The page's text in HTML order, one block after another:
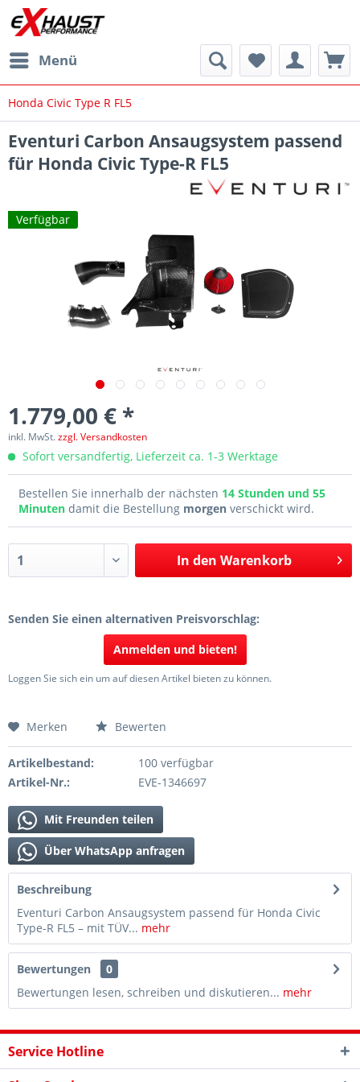
Menü
Honda Civic Type R FL5
Eventuri Carbon Ansaugsystem passend
für Honda Civic Type-R FL5
Verfügbar
1.779,00 € *
inkl. MwSt.zzgl. Versandkosten
Sofort versandfertig, Lieferzeit ca. 1-3 Werktage
Bestellen Sie innerhalb der nächsten 14 Stunden und 55
Minuten damit die Bestellung morgen verschickt wird.
In den Warenkorb
Senden Sie einen alternativen Preisvorschlag:
Anmelden und bieten!
Loggen Sie sich ein um auf diesen Artikel bieten zu können.
Merken Bewerten
Artikelbestand:
100 verfügbar
Artikel-Nr.:
EVE-1346697
Mit Freunden teilen
Über WhatsApp anfragen
Beschreibung
Eventuri Carbon Ansaugsystem passend für Honda Civic
Type-R FL5 – mit TÜV... mehr
Bewertungen
0
Bewertungen lesen, schreiben und diskutieren... mehr
Service Hotline